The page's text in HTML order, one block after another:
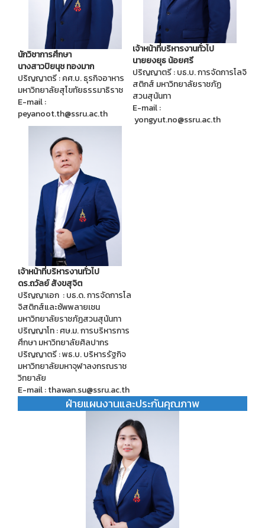
นักวิชาการศึกษา
นางสาวปิยนุช ทองมาก
ปริญญาตรี : คศ.บ. ธุรกิจอาหาร
มหาวิทยาลัยสุโขทัยธรรมาธิราช
E-mail :
peyanoot.th@ssru.ac.th
เจ้าหน้าที่บริหารงานทั่วไป
นายยงยุธ น้อยศรี
ปริญญาตรี : บธ.บ. การจัดการโลจิ
สติกส์ มหาวิทยาลัยราชภัฏ
สวนสุนันทา
E-mail :
yongyut.no@ssru.ac.th
เจ้าหน้าที่บริหารงานทั่วไป
ดร.ถวัลย์ สังขสุจิต
ปริญญาเอก : บธ.ด. การจัดการโล
จิสติกส์และซัพพลายเชน
มหาวิทยาลัยราชภัฏสวนสุนันทา
ปริญญาโท : ศษ.ม. การบริหารการ
ศึกษา มหาวิทยาลัยศิลปากร
ปริญญาตรี : พธ.บ. บริหารรัฐกิจ
มหาวิทยาลัยมหาจุฬาลงกรณราช
วิทยาลัย
E-mail : thawan.su@ssru.ac.th
ฝ่ายแผนงานและประกันคุณภาพ